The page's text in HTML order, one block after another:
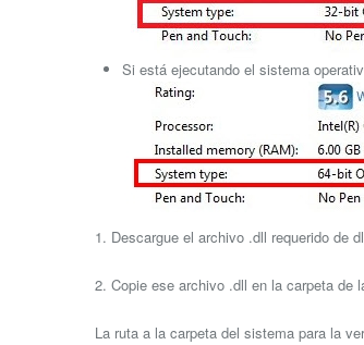
Si está ejecutando el sistema
1. Descargue el archivo .dll requerido de
2. Copie ese archivo .dll en la carpeta de
La ruta a la carpeta del sistema para la